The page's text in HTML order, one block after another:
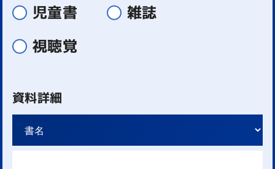
児童書
雑誌
視聴覚
資料詳細